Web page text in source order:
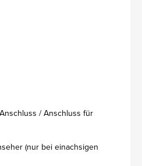
/ Anschluss für
(nur bei einachsigen